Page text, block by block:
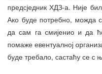
предсједник ХДЗ-а. Није
Ако буде потребно, можда
да сам га смијенио и да
помаже евентуалној
буде требало, састаћу се с